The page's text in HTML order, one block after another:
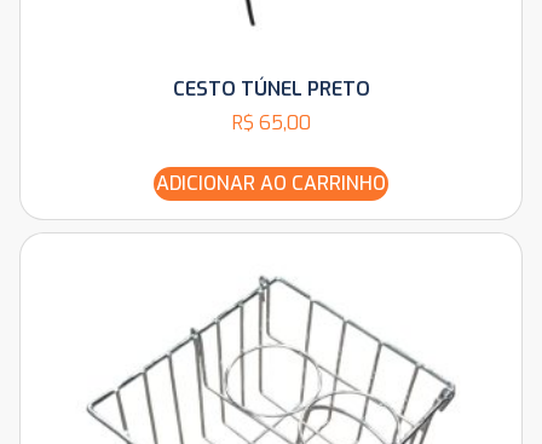
CESTO TÚNEL PRETO
R$ 65,00
ADICIONAR AO CARRINHO